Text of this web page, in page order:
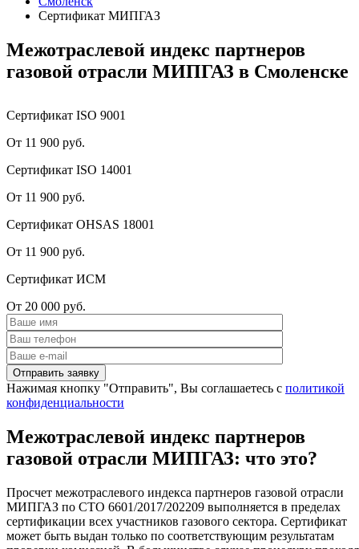
Сертификат МИПГАЗ
Межотраслевой индекс партнеров
газовой отрасли МИПГАЗ в Смоленске
Сертификат ISO 9001
От 11 900 руб.
Сертификат ISO 14001
От 11 900 руб.
Сертификат OHSAS 18001
От 11 900 руб.
Сертификат ИСМ
От 20 000 руб.
Нажимая кнопку "Отправить", Вы соглашаетесь с политикой
конфиденциальности
Межотраслевой индекс партнеров
газовой отрасли МИПГАЗ: что это?
Просчет межотраслевого индекса партнеров газовой отрасли
МИПГАЗ по СТО 6601/2017/202209 выполняется в пределах
сертификации всех участников газового сектора. Сертификат
может быть выдан только по соответствующим результатам